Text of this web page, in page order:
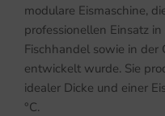
modulare Eismaschine,
professionellen Einsatz
Fischhandel sowie in der
entwickelt wurde. Sie
idealer Dicke und einer
°C.